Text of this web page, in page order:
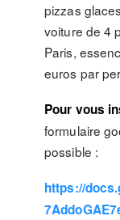
pizzas
voiture de 4
Paris,
euros par
Pour vous
formulaire
possible :
https://